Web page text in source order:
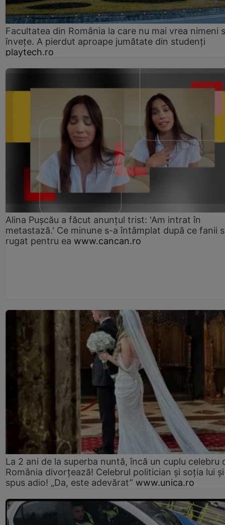
Facultatea din România la care nu mai vrea nimeni
înveţe. A pierdut aproape jumătate din studenţi
playtech.ro
Alina Pușcău a făcut anunțul trist: 'Am intrat în
metastază.' Ce minune s-a întâmplat după ce fanii
rugat pentru ea www.cancan.ro
La 2 ani de la superba nuntă, încă un cuplu celebru
România divorțează! Celebrul politician și soția lui
spus adio! „Da, este adevărat” www.unica.ro